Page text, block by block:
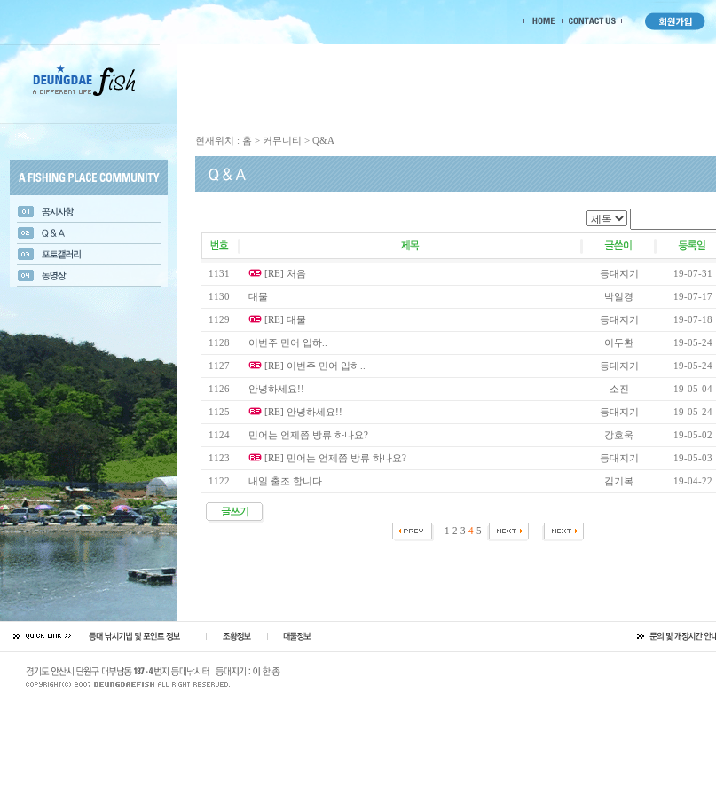
현재위치 : 홈 > 커뮤니티 > Q&A
1131 [RE] 처음 등대지기 19-07-31
1130 대물 박일경 19-07-17
1129 [RE] 대물 등대지기 19-07-18
1128 이번주 민어 입하.. 이두환 19-05-24
1127 [RE] 이번주 민어 입하.. 등대지기 19-05-24
1126 안녕하세요!! 소진 19-05-04
1125 [RE] 안녕하세요!! 등대지기 19-05-24
1124 민어는 언제쯤 방류 하나요? 강호욱 19-05-02
1123 [RE] 민어는 언제쯤 방류 하나요? 등대지기 19-05-03
1122 내일 출조 합니다 김기복 19-04-22
1 2 3 4 5